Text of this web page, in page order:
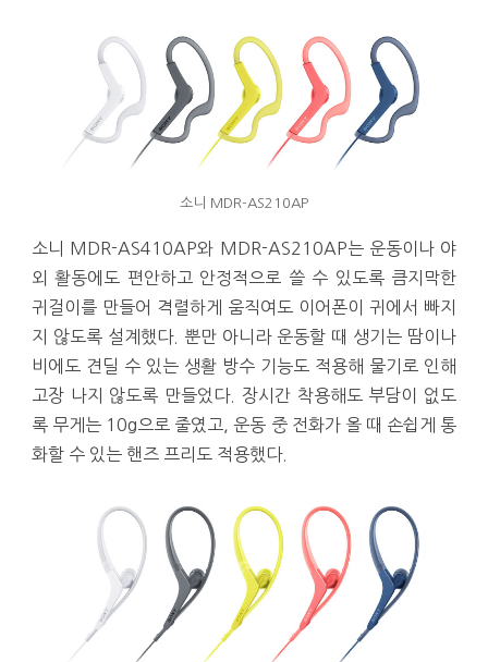
소니 MDR-AS210AP
소니 MDR-AS410AP와 MDR-AS210AP는 운동이나 야
외 활동에도 편안하고 안정적으로 쓸 수 있도록 큼지막한
귀걸이를 만들어 격렬하게 움직여도 이어폰이 귀에서 빠지
지 않도록 설계했다. 뿐만 아니라 운동할 때 생기는 땀이나
비에도 견딜 수 있는 생활 방수 기능도 적용해 물기로 인해
고장 나지 않도록 만들었다. 장시간 착용해도 부담이 없도
록 무게는 10g으로 줄였고, 운동 중 전화가 올 때 손쉽게 통
화할 수 있는 핸즈 프리도 적용했다.